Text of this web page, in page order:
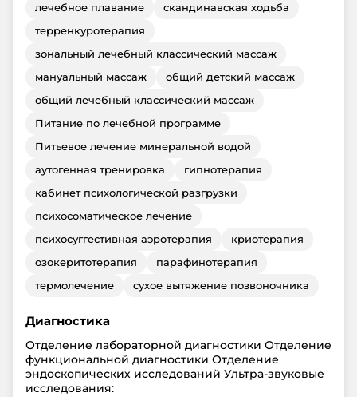
лечебное плавание
скандинавская ходьба
терренкуротерапия
зональный лечебный классический массаж
мануальный массаж
общий детский массаж
общий лечебный классический массаж
Питание по лечебной программе
Питьевое лечение минеральной водой
аутогенная тренировка
гипнотерапия
кабинет психологической разгрузки
психосоматическое лечение
психосуггестивная аэротерапия
криотерапия
озокеритотерапия
парафинотерапия
термолечение
сухое вытяжение позвоночника
Диагностика
Отделение лабораторной диагностики Отделение
функциональной диагностики Отделение
эндоскопических исследований Ультра-звуковые
исследования: